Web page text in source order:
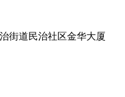
街道民治社区金华大厦